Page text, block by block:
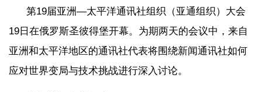
第19届亚洲—太平洋通讯社组织（亚通组织）大会
19日在俄罗斯圣彼得堡开幕。为期两天的会议中，来自
亚洲和太平洋地区的通讯社代表将围绕新闻通讯社如何
应对世界变局与技术挑战进行深入讨论。